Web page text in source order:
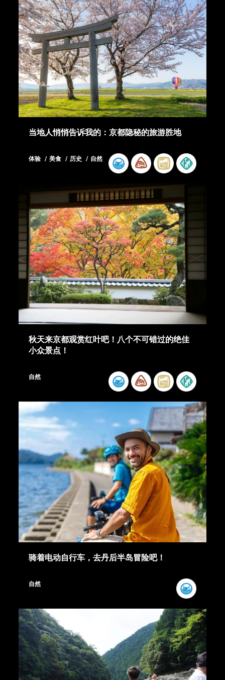
当地人悄悄告诉我的：京都隐秘的旅游胜地
体验 美食 历史 自然
秋天来京都观赏红叶吧！八个不可错过的绝佳
小众景点！
自然
骑着电动自行车，去丹后半岛冒险吧！
自然